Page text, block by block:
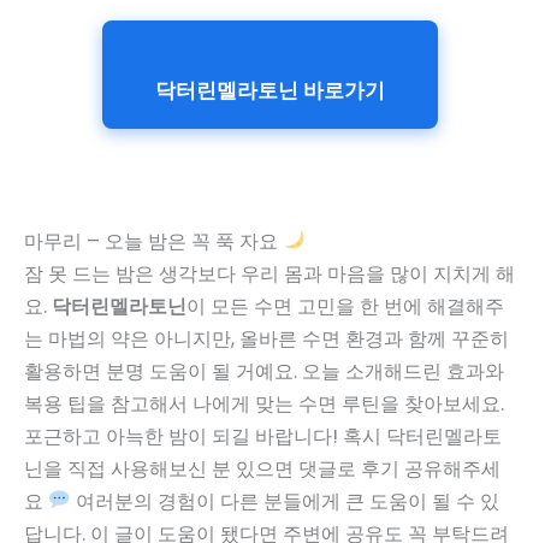
닥터린멜라토닌 바로가기
마무리 – 오늘 밤은 꼭 푹 자요
잠 못 드는 밤은 생각보다 우리 몸과 마음을 많이 지치게 해
요. 닥터린멜라토닌이 모든 수면 고민을 한 번에 해결해주
는 마법의 약은 아니지만, 올바른 수면 환경과 함께 꾸준히
활용하면 분명 도움이 될 거예요. 오늘 소개해드린 효과와
복용 팁을 참고해서 나에게 맞는 수면 루틴을 찾아보세요.
포근하고 아늑한 밤이 되길 바랍니다! 혹시 닥터린멜라토
닌을 직접 사용해보신 분 있으면 댓글로 후기 공유해주세
요
여러분의 경험이 다른 분들에게 큰 도움이 될 수 있
답니다. 이 글이 도움이 됐다면 주변에 공유도 꼭 부탁드려